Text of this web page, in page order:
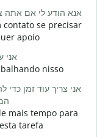
אנא הודע לי אם אתה
contato se precisar
apoio
אני
nisso
אני צריך עוד זמן כדי
mais tempo para
tarefa